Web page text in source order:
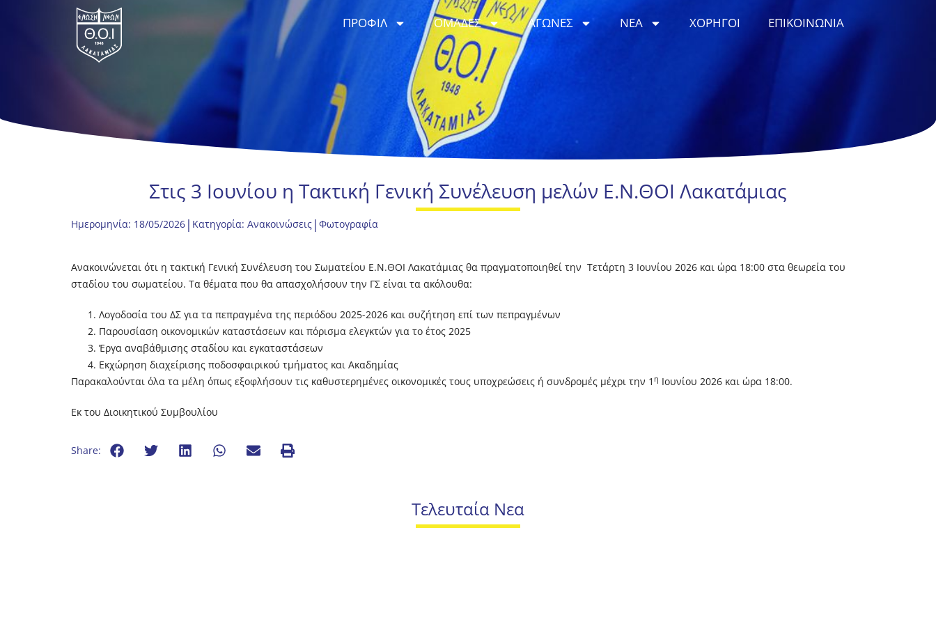
ΠΡΟΦΙΛ ΟΜΑΔΕΣ ΑΓΩΝΕΣ ΝΕΑ ΧΟΡΗΓΟΙ ΕΠΙΚΟΙΝΩΝΙΑ
Στις 3 Ιουνίου η Τακτική Γενική Συνέλευση μελών Ε.Ν.ΘΟΙ Λακατάμιας
Ημερομηνία: 18/05/2026 | Κατηγορία: Ανακοινώσεις | Φωτογραφία
Ανακοινώνεται ότι η τακτική Γενική Συνέλευση του Σωματείου Ε.Ν.ΘΟΙ Λακατάμιας θα πραγματοποιηθεί την Τετάρτη 3 Ιουνίου 2026 και ώρα 18:00 στα θεωρεία του
σταδίου του σωματείου. Τα θέματα που θα απασχολήσουν την ΓΣ είναι τα ακόλουθα:
Λογοδοσία του ΔΣ για τα πεπραγμένα της περιόδου 2025-2026 και συζήτηση επί των πεπραγμένων
Παρουσίαση οικονομικών καταστάσεων και πόρισμα ελεγκτών για το έτος 2025
Έργα αναβάθμισης σταδίου και εγκαταστάσεων
Εκχώρηση διαχείρισης ποδοσφαιρικού τμήματος και Ακαδημίας
Παρακαλούνται όλα τα μέλη όπως εξοφλήσουν τις καθυστερημένες οικονομικές τους υποχρεώσεις ή συνδρομές μέχρι την 1 η Ιουνίου 2026 και ώρα 18:00.
Εκ του Διοικητικού Συμβουλίου
Share:
Τελευταία Νεα